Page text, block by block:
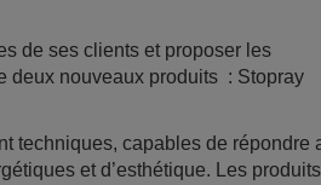
de ses clients et proposer les
deux nouveaux produits : Stopray
techniques, capables de répondre
et d’esthétique. Les produits